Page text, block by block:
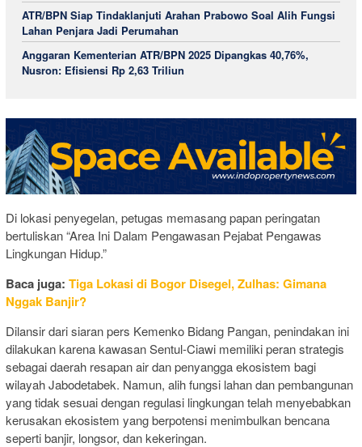
ATR/BPN Siap Tindaklanjuti Arahan Prabowo Soal Alih Fungsi
Lahan Penjara Jadi Perumahan
Anggaran Kementerian ATR/BPN 2025 Dipangkas 40,76%,
Nusron: Efisiensi Rp 2,63 Triliun
Di lokasi penyegelan, petugas memasang papan peringatan
bertuliskan “Area Ini Dalam Pengawasan Pejabat Pengawas
Lingkungan Hidup.”
Baca juga: Tiga Lokasi di Bogor Disegel, Zulhas: Gimana
Nggak Banjir?
Dilansir dari siaran pers Kemenko Bidang Pangan, penindakan ini
dilakukan karena kawasan Sentul-Ciawi memiliki peran strategis
sebagai daerah resapan air dan penyangga ekosistem bagi
wilayah Jabodetabek. Namun, alih fungsi lahan dan pembangunan
yang tidak sesuai dengan regulasi lingkungan telah menyebabkan
kerusakan ekosistem yang berpotensi menimbulkan bencana
seperti banjir, longsor, dan kekeringan.